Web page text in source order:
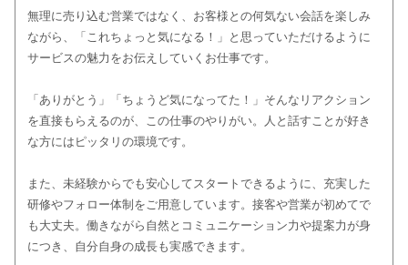
無理に売り込む営業ではなく、お客様との何気ない会話を楽しみ
ながら、「これちょっと気になる！」と思っていただけるように
サービスの魅力をお伝えしていくお仕事です。
「ありがとう」「ちょうど気になってた！」そんなリアクション
を直接もらえるのが、この仕事のやりがい。人と話すことが好き
な方にはピッタリの環境です。
また、未経験からでも安心してスタートできるように、充実した
研修やフォロー体制をご用意しています。接客や営業が初めてで
も大丈夫。働きながら自然とコミュニケーション力や提案力が身
につき、自分自身の成長も実感できます。